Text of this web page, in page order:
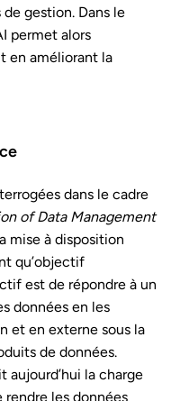
gestion. Dans le
permet alors
en améliorant la
dans le cadre
of Data Management
mise à disposition
qu’objectif
est de répondre à un
données en les
et en externe sous la
de données.
la charge
rendre les données